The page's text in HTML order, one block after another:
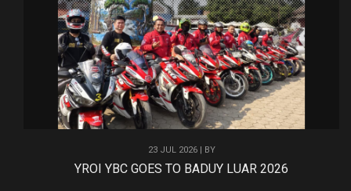
23 JUL 2026 | BY
YROI YBC GOES TO BADUY LUAR 2026